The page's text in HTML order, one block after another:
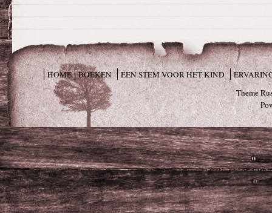
HOME BOEKEN EEN STEM VOOR HET KIND
Theme